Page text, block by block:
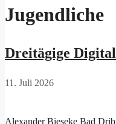
Jugendliche
Dreitägige
11. Juli 2026
Alexander Bieseke Bad